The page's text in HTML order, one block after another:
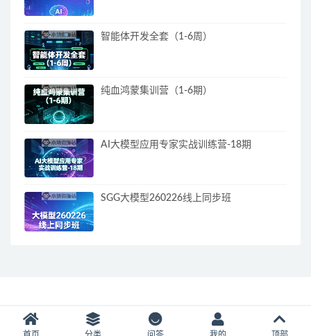
智能体开发全套（1-6周）
纯血鸿蒙集训营（1-6期）
AI大模型应用专家实战训练营-18期
SGG大模型260226线上同步班